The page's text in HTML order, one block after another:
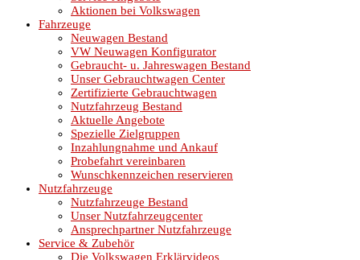
Aktionen bei Volkswagen
Fahrzeuge
Neuwagen Bestand
VW Neuwagen Konfigurator
Gebraucht- u. Jahreswagen Bestand
Unser Gebrauchtwagen Center
Zertifizierte Gebrauchtwagen
Nutzfahrzeug Bestand
Aktuelle Angebote
Spezielle Zielgruppen
Inzahlungnahme und Ankauf
Probefahrt vereinbaren
Wunschkennzeichen reservieren
Nutzfahrzeuge
Nutzfahrzeuge Bestand
Unser Nutzfahrzeugcenter
Ansprechpartner Nutzfahrzeuge
Service & Zubehör
Die Volkswagen Erklärvideos